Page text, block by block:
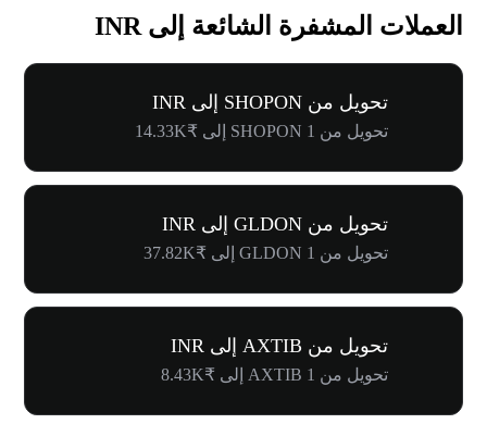
العملات المشفرة الشائعة إلى INR
تحويل من SHOPON إلى INR
تحويل من 1 SHOPON إلى ₹14.33K
تحويل من GLDON إلى INR
تحويل من 1 GLDON إلى ₹37.82K
تحويل من AXTIB إلى INR
تحويل من 1 AXTIB إلى ₹8.43K